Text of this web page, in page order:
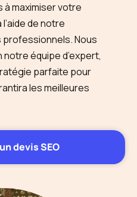
à maximiser votre
de notre
Nous
équipe d’expert,
parfaite pour
les meilleures
devis SEO